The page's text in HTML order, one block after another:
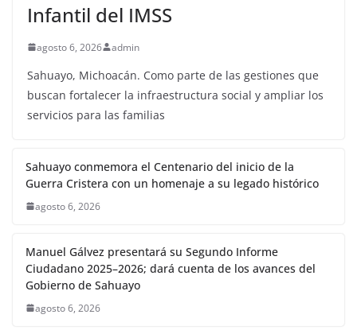
Infantil del IMSS
agosto 6, 2026 admin
Sahuayo, Michoacán. Como parte de las gestiones que
buscan fortalecer la infraestructura social y ampliar los
servicios para las familias
Sahuayo conmemora el Centenario del inicio de la
Guerra Cristera con un homenaje a su legado histórico
agosto 6, 2026
Manuel Gálvez presentará su Segundo Informe
Ciudadano 2025–2026; dará cuenta de los avances del
Gobierno de Sahuayo
agosto 6, 2026